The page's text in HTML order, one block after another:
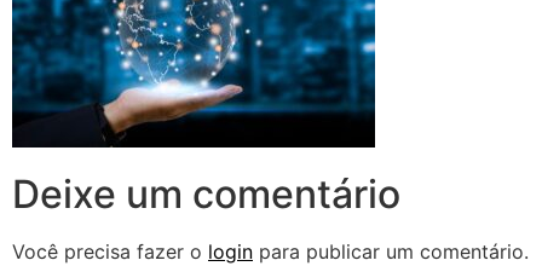
Deixe um comentário
Você precisa fazer o login para publicar um comentário.